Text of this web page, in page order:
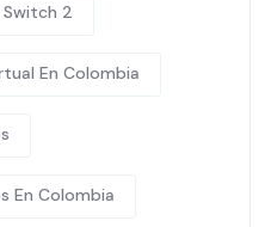
2
En Colombia
En Colombia